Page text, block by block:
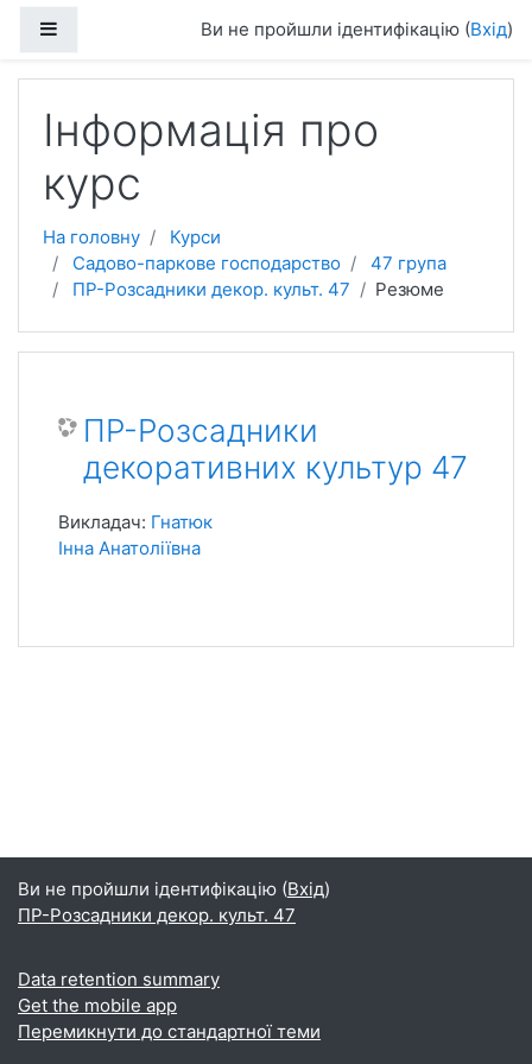
Ви не пройшли ідентифікацію (Вхід)
Інформація про
курс
На головну
Курси
Садово-паркове господарство
47 група
ПР-Розсадники декор. культ. 47
Резюме
ПР-Розсадники
декоративних культур 47
Викладач: Гнатюк
Інна Анатоліївна
Ви не пройшли ідентифікацію (Вхід)
ПР-Розсадники декор. культ. 47
Data retention summary
Get the mobile app
Перемикнути до стандартної теми